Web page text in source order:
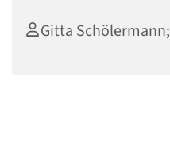
Gitta Schölermann;